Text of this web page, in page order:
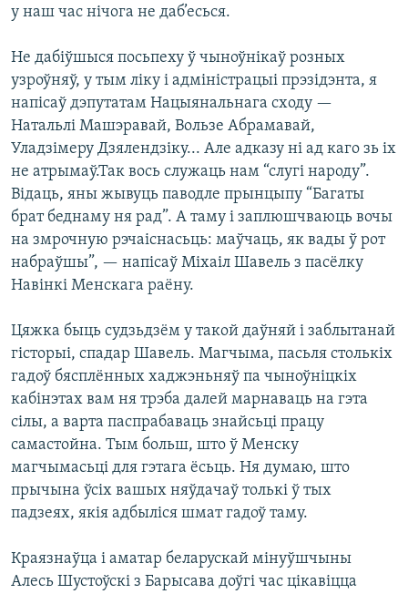
у наш час нічога не даб’есься.
Не дабіўшыся посьпеху ў чыноўнікаў розных
узроўняў, у тым ліку і адміністрацыі прэзідэнта, я
напісаў дэпутатам Нацыянальнага сходу —
Натальлі Машэравай, Вользе Абрамавай,
Уладзімеру Дзялендзіку... Але адказу ні ад каго зь іх
не атрымаў.Так вось служаць нам “слугі народу”.
Відаць, яны жывуць паводле прынцыпу “Багаты
брат беднаму ня рад”. А таму і заплюшчваюць вочы
на змрочную рэчаіснасьць: маўчаць, як вады ў рот
набраўшы”, — напісаў Міхаіл Шавель з пасёлку
Навінкі Менскага раёну.
Цяжка быць судзьдзём у такой даўняй і заблытанай
гісторыі, спадар Шавель. Магчыма, пасьля столькіх
гадоў бясплённых хаджэньняў па чыноўніцкіх
кабінэтах вам ня трэба далей марнаваць на гэта
сілы, а варта паспрабаваць знайсьці працу
самастойна. Тым больш, што ў Менску
магчымасьці для гэтага ёсьць. Ня думаю, што
прычына ўсіх вашых няўдачаў толькі ў тых
падзеях, якія адбыліся шмат гадоў таму.
Краязнаўца і аматар беларускай мінуўшчыны
Алесь Шустоўскі з Барысава доўгі час цікавіцца